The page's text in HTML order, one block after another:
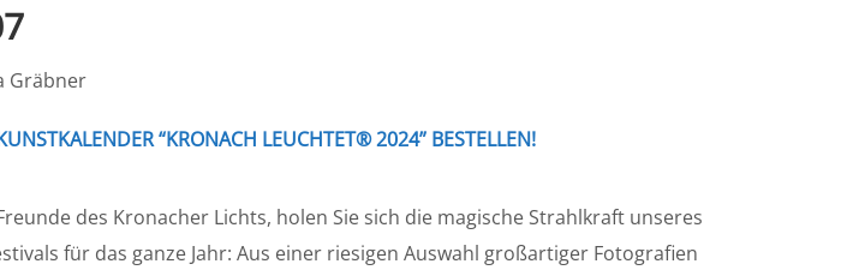
Gräbner
“KRONACH LEUCHTET® 2024” BESTELLEN!
des Kronacher Lichts, holen Sie sich die magische Strahlkraft unseres
für das ganze Jahr: Aus einer riesigen Auswahl großartiger Fotografien